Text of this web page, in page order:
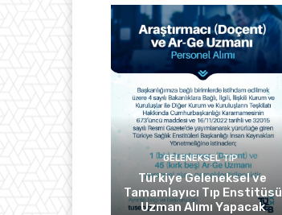
GELENEKSEL TIP
Türkiye Geleneksel ve
Tamamlayıcı Tıp Enstitüsü
Uzman Alımı Yapacak